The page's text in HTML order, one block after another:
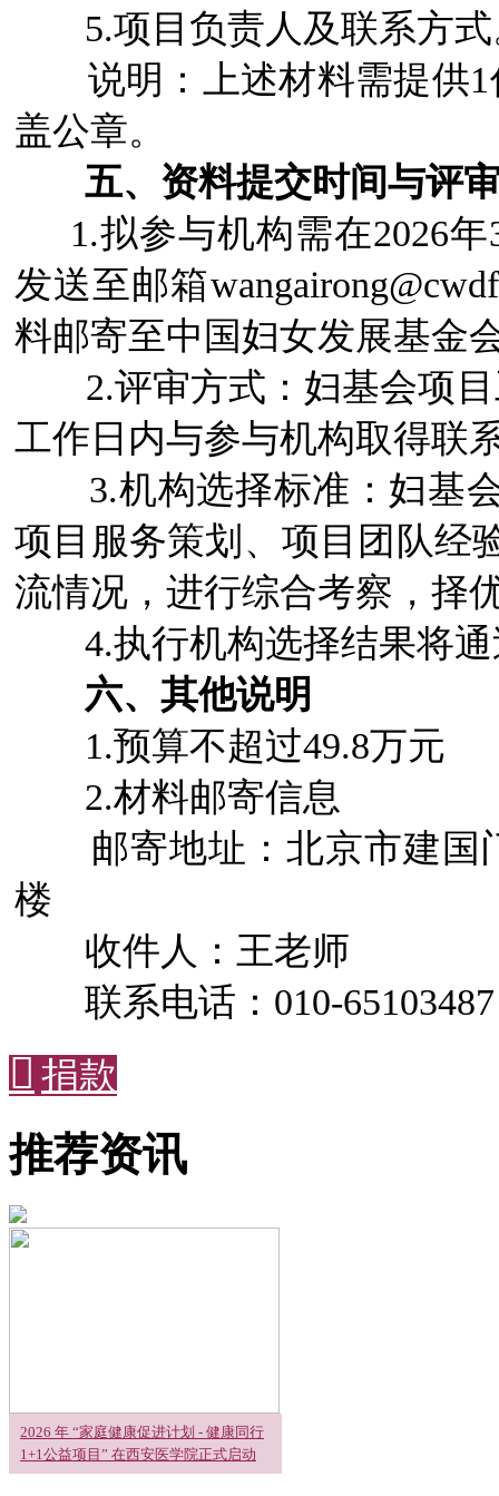
5.项目负责人及联系方式
说明：上述材料需提供1
盖公章。
五、资料提交时间与评
1.拟参与机构需在2026
发送至邮箱
料邮寄至中国妇女发展基金
2.评审方式：妇基会项目
工作日内与参与机构取得联
3.机构选择标准：妇基会
项目服务策划、项目团队经
流情况，进行综合考察，择
4.执行机构选择结果将通
六、其他说明
1.预算不超过49.8万元
2.材料邮寄信息
邮寄地址：北京市建国
楼
收件人：王老师
联系电话：010-65103487
 捐款
推荐资讯
2026 年 “家庭健康促进计划 - 健康同行
1+1公益项目” 在西安医学院正式启动